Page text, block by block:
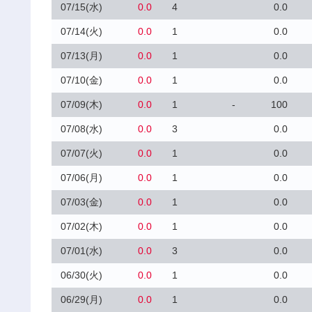
07/15(水) 0.0 4 0.0
07/14(火) 0.0 1 0.0
07/13(月) 0.0 1 0.0
07/10(金) 0.0 1 0.0
07/09(木) 0.0 1 - 100
07/08(水) 0.0 3 0.0
07/07(火) 0.0 1 0.0
07/06(月) 0.0 1 0.0
07/03(金) 0.0 1 0.0
07/02(木) 0.0 1 0.0
07/01(水) 0.0 3 0.0
06/30(火) 0.0 1 0.0
06/29(月) 0.0 1 0.0